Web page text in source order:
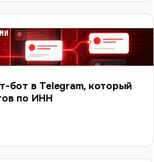
бот в Telegram, который
по ИНН